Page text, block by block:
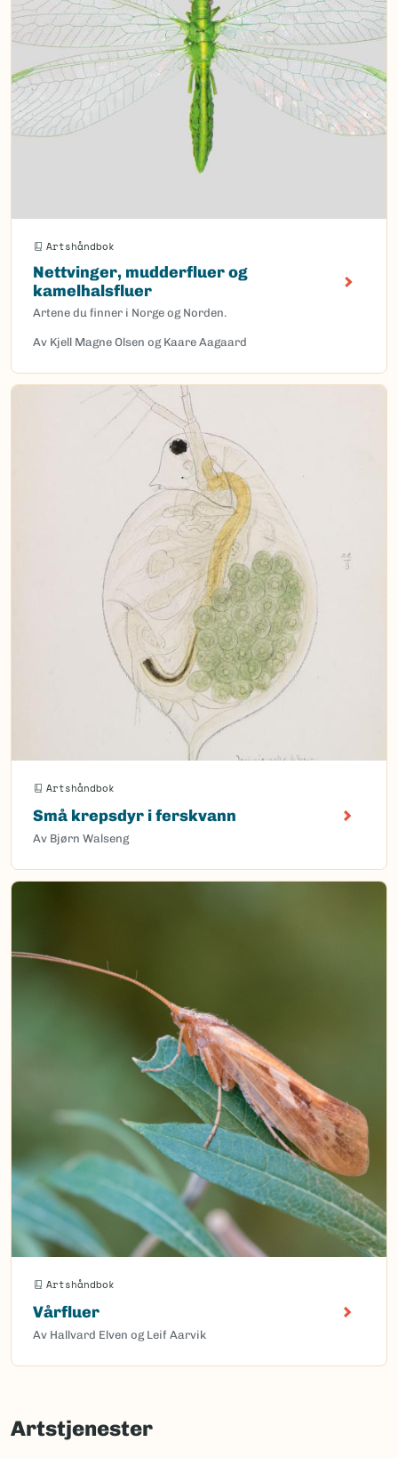
Artshåndbok
Nettvinger, mudderfluer og
kamelhalsfluer
Artene du finner i Norge og Norden.
Av Kjell Magne Olsen og Kaare Aagaard
Artshåndbok
Små krepsdyr i ferskvann
Av Bjørn Walseng
Artshåndbok
Vårfluer
Av Hallvard Elven og Leif Aarvik
Artstjenester